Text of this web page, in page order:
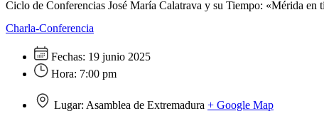
Ciclo de Conferencias José María Calatrava y su Tiempo: «Mérida en
Charla-Conferencia
Fechas: 19 junio 2025
Hora: 7:00 pm
Lugar: Asamblea de Extremadura + Google Map